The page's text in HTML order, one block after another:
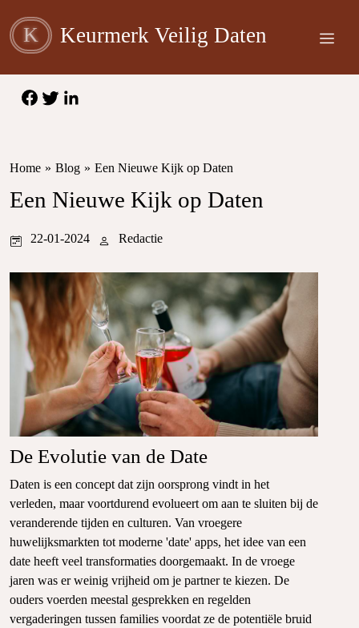
K Keurmerk Veilig Daten
Home » Blog » Een Nieuwe Kijk op Daten
Een Nieuwe Kijk op Daten
22-01-2024 Redactie
De Evolutie van de Date
Daten is een concept dat zijn oorsprong vindt in het
verleden, maar voortdurend evolueert om aan te sluiten bij de
veranderende tijden en culturen. Van vroegere
huwelijksmarkten tot moderne 'date' apps, het idee van een
date heeft veel transformaties doorgemaakt. In de vroege
jaren was er weinig vrijheid om je partner te kiezen. De
ouders voerden meestal gesprekken en regelden
vergaderingen tussen families voordat ze de potentiële bruid